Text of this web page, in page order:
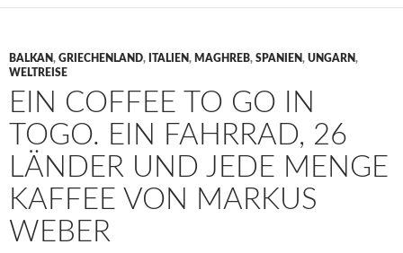
BALKAN, GRIECHENLAND, ITALIEN, MAGHREB, SPANIEN, UNGARN,
WELTREISE
EIN COFFEE TO GO IN
TOGO. EIN FAHRRAD, 26
LÄNDER UND JEDE MENGE
KAFFEE VON MARKUS
WEBER